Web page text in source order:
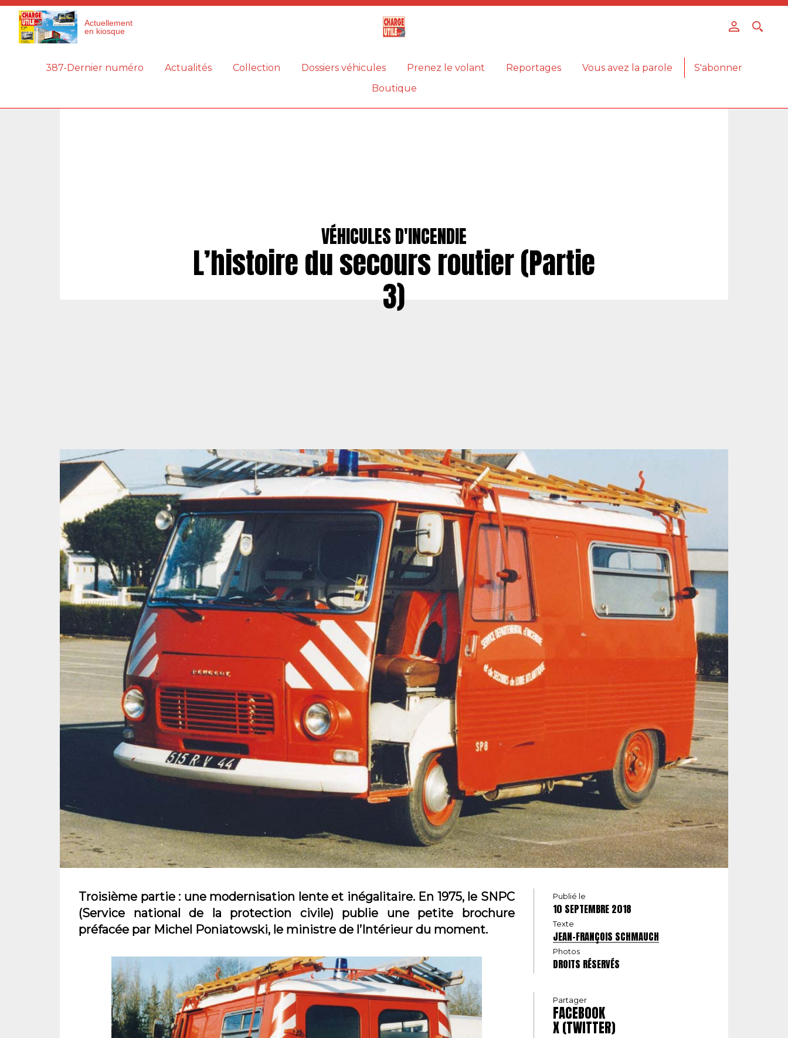
Actuellement
en kiosque
387-Dernier numéro Actualités Collection Dossiers véhicules Prenez le volant Reportages Vous avez la parole
S'abonner
Boutique
VÉHICULES D'INCENDIE
L’histoire du secours routier (Partie
3)
Troisième partie : une modernisation lente et inégalitaire. En 1975, le SNPC
(Service national de la protection civile) publie une petite brochure
préfacée par Michel Poniatowski, le ministre de l’Intérieur du moment.
Publié le
10 SEPTEMBRE 2018
Texte
JEAN-FRANÇOIS SCHMAUCH
Photos
DROITS RÉSERVÉS
Partager
FACEBOOK
X (TWITTER)
Panneau de gestion des cookies